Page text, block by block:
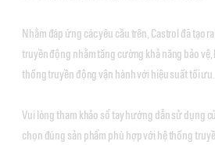
Nhằm đáp ứng các yêu cầu trên, Castrol đã tạo
truyền động nhằm tăng cường khả năng bảo
thống truyền động vận hành với hiệu suất tối ưu.
Vui lòng tham khảo sổ tay hướng dẫn sử dụng
chọn đúng sản phẩm phù hợp với hệ thống